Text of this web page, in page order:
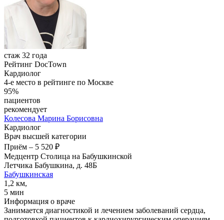
стаж 32 года
Рейтинг DocTown
Кардиолог
4-е место в рейтинге по Москве
95%
пациентов
рекомендует
Колесова Марина Борисовна
Кардиолог
Врач высшей категории
Приём – 5 520 ₽
Медцентр Столица на Бабушкинской
Летчика Бабушкина, д. 48Б
Бабушкинская
1,2 км,
5 мин
Информация о враче
Занимается диагностикой и лечением заболеваний сердца,